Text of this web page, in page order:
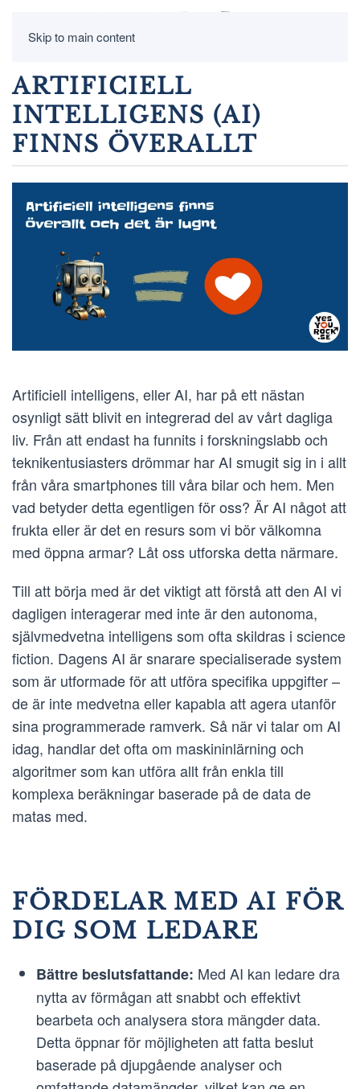
Skip to main content
ARTIFICIELL
INTELLIGENS (AI)
FINNS ÖVERALLT
Artificiell intelligens, eller AI, har på ett nästan
osynligt sätt blivit en integrerad del av vårt dagliga
liv. Från att endast ha funnits i forskningslabb och
teknikentusiasters drömmar har AI smugit sig in i allt
från våra smartphones till våra bilar och hem. Men
vad betyder detta egentligen för oss? Är AI något att
frukta eller är det en resurs som vi bör välkomna
med öppna armar? Låt oss utforska detta närmare.
Till att börja med är det viktigt att förstå att den AI vi
dagligen interagerar med inte är den autonoma,
självmedvetna intelligens som ofta skildras i science
fiction. Dagens AI är snarare specialiserade system
som är utformade för att utföra specifika uppgifter –
de är inte medvetna eller kapabla att agera utanför
sina programmerade ramverk. Så när vi talar om AI
idag, handlar det ofta om maskininlärning och
algoritmer som kan utföra allt från enkla till
komplexa beräkningar baserade på de data de
matas med.
FÖRDELAR MED AI FÖR
DIG SOM LEDARE
Bättre beslutsfattande: Med AI kan ledare dra
nytta av förmågan att snabbt och effektivt
bearbeta och analysera stora mängder data.
Detta öppnar för möjligheten att fatta beslut
baserade på djupgående analyser och